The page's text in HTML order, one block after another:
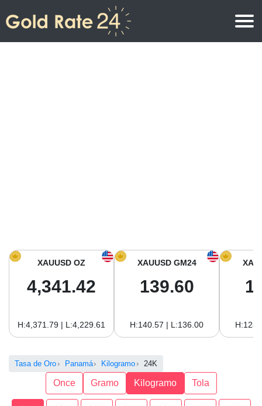
Precio del Oro hoy en América del sur
XAUUSD OZ
4,341.42
H:4,371.79 | L:4,229.61
XAUUSD GM24
139.60
H:140.57 | L:136.00
Tasa de Oro Panamá Kilogramo 24K
Once Gramo Kilogramo Tola